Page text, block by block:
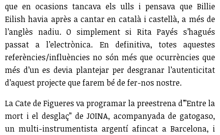
que en ocasions tancava els ulls i pensava que Billie
Eilish havia après a cantar en català i castellà, a més de
l’anglès nadiu. O simplement si Rita Payés s’hagués
passat a l’electrònica. En definitiva, totes aquestes
referències/influències no són més que ocurrències que
més d’un es devia plantejar per desgranar l’autenticitat
d’aquest projecte que farem bé de fer-nos nostre.
La Cate de Figueres va programar la preestrena d’”Entre la
mort i el desglaç” de JOINA, acompanyada de gatogaso,
un multi-instrumentista argentí afincat a Barcelona, i